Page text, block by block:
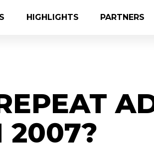
HIGHLIGHTS PARTNERS
2007?